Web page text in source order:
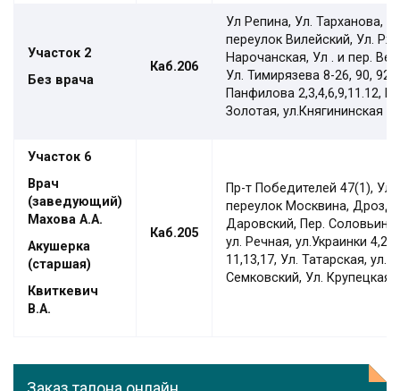
Участок 2
Без врача
Каб.206
Ул Репина, Ул. Тарханова,
переулок Вилейский, Ул.
Нарочанская, Ул . и пер.
Ул. Тимирязева 8-26, 90, 92
Панфилова 2,3,4,6,9,11.12,
Золотая, ул.Княгининская
Участок 6
Врач
(заведующий)
Махова А.А.
Акушерка
(старшая)
Квиткевич
В.А.
Каб.205
Пр-т Победителей 47(1),
переулок Москвина,
Даровский, Пер.
ул. Речная, ул.Украинки
11,13,17, Ул. Татарская, ул.
Семковский, Ул. Крупецкая .